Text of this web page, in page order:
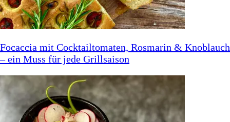
Focaccia mit Cocktailtomaten, Rosmarin & Knoblauch
– ein Muss für jede Grillsaison